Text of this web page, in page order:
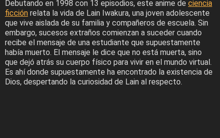
Debutando en 1998 con 13 episodios, este anime de ciencia
ficción relata la vida de Lain Iwakura, una joven adolescente
que vive aislada de su familia y compañeros de escuela. Sin
embargo, sucesos extraños comienzan a suceder cuando
recibe el mensaje de una estudiante que supuestamente
había muerto. El mensaje le dice que no está muerta, sino
que dejó atrás su cuerpo físico para vivir en el mundo virtual.
Es ahí donde supuestamente ha encontrado la existencia de
Dios, despertando la curiosidad de Lain al respecto.